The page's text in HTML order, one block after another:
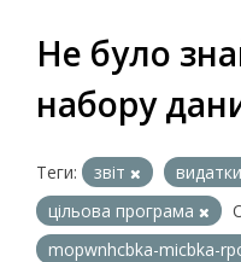
Не було
набору
Теги: звіт видатки
цільова програма
mopwnhcbka-micbka-